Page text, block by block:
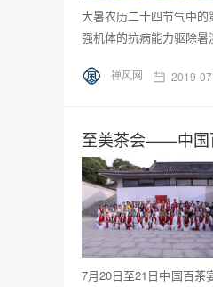
大暑农历二十四节气中
强机体的抗病能力驱除
禅风网 2019-
至美茶会——中国
7月20日至21日中国百茶